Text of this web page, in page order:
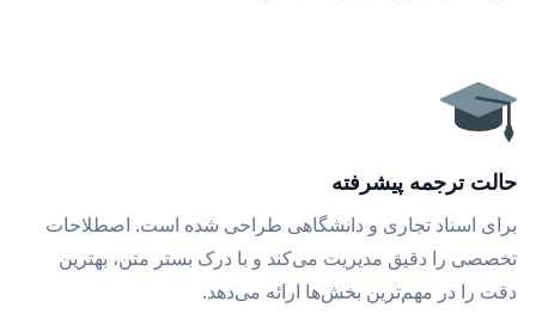
حالت ترجمه پیشرفته
برای اسناد تجاری و دانشگاهی طراحی شده است. اصطلاحات
تخصصی را دقیق مدیریت می‌کند و با درک بستر متن، بهترین
دقت را در مهم‌ترین بخش‌ها ارائه می‌دهد.